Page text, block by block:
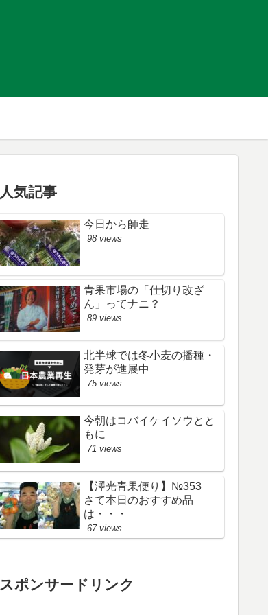
人気記事
今日から師走
98 views
青果市場の「仕切り改ざ
ん」ってナニ？
89 views
北半球では冬小麦の播種・
発芽が進展中
75 views
今朝はコバイケイソウとと
もに
71 views
【澤光青果便り】№353
さて本日のおすすめ品
は・・・
67 views
スポンサードリンク